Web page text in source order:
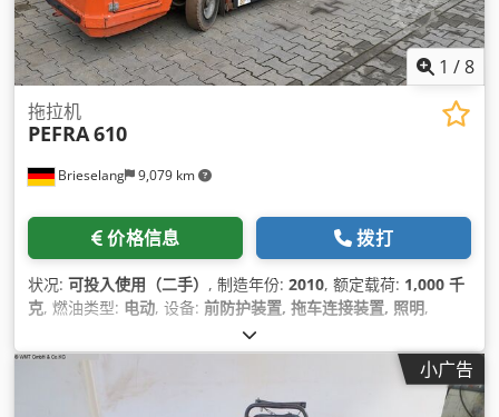
1 /8
Brieselang 9,079 km
拖拉机
PEFRA610
价格信息 拨打
状况: 可投入使用（二手） , 制造年份: 2010, 额定载荷: 1,000 千
克, 燃油类型: 电动, 设备: 前防护装置, 拖车连接装置, 照明,
小广告